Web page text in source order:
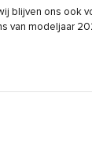
blijven ons
van modeljaar